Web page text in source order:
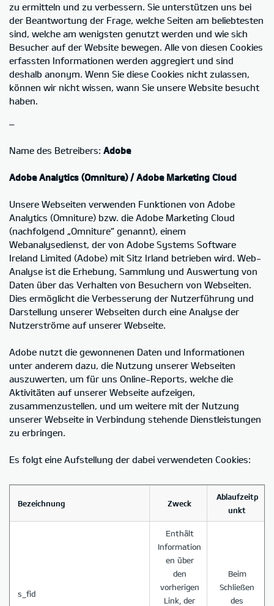
zu ermitteln und zu verbessern. Sie unterstützen uns bei
der Beantwortung der Frage, welche Seiten am beliebtesten
sind, welche am wenigsten genutzt werden und wie sich
Besucher auf der Website bewegen. Alle von diesen Cookies
erfassten Informationen werden aggregiert und sind
deshalb anonym. Wenn Sie diese Cookies nicht zulassen,
können wir nicht wissen, wann Sie unsere Website besucht
haben.
–
Name des Betreibers: Adobe
Adobe Analytics (Omniture) / Adobe Marketing Cloud
Unsere Webseiten verwenden Funktionen von Adobe
Analytics (Omniture) bzw. die Adobe Marketing Cloud
(nachfolgend „Omniture“ genannt), einem
Webanalysedienst, der von Adobe Systems Software
Ireland Limited (Adobe) mit Sitz Irland betrieben wird. Web-
Analyse ist die Erhebung, Sammlung und Auswertung von
Daten über das Verhalten von Besuchern von Webseiten.
Dies ermöglicht die Verbesserung der Nutzerführung und
Darstellung unserer Webseiten durch eine Analyse der
Nutzerströme auf unserer Webseite.
Adobe nutzt die gewonnenen Daten und Informationen
unter anderem dazu, die Nutzung unserer Webseiten
auszuwerten, um für uns Online-Reports, welche die
Aktivitäten auf unserer Webseite aufzeigen,
zusammenzustellen, und um weitere mit der Nutzung
unserer Webseite in Verbindung stehende Dienstleistungen
zu erbringen.
Es folgt eine Aufstellung der dabei verwendeten Cookies:
Bezeichnung Zweck
Ablaufzeitp
unkt
s_fid
Enthält
Information
en über
den
vorherigen
Link, der
Beim
Schließen
des